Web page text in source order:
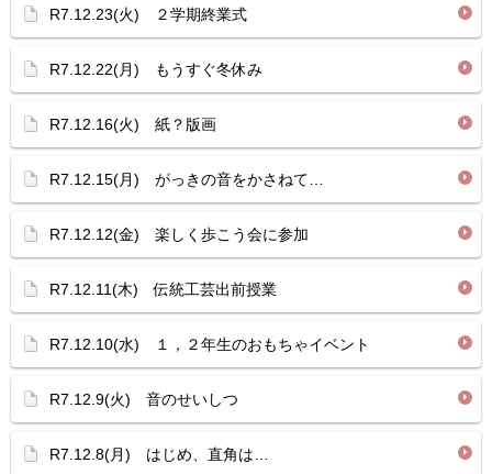
R7.12.23(火) ２学期終業式
R7.12.22(月) もうすぐ冬休み
R7.12.16(火) 紙？版画
R7.12.15(月) がっきの音をかさねて…
R7.12.12(金) 楽しく歩こう会に参加
R7.12.11(木) 伝統工芸出前授業
R7.12.10(水) １，２年生のおもちゃイベント
R7.12.9(火) 音のせいしつ
R7.12.8(月) はじめ、直角は…